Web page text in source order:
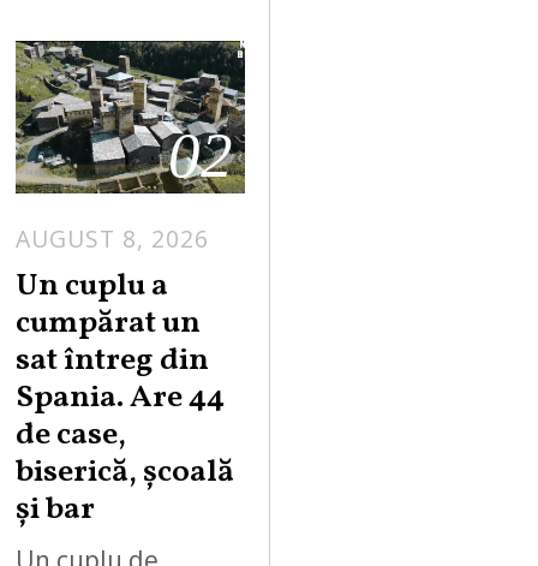
02
AUGUST 8, 2026
Un cuplu a
cumpărat un
sat întreg din
Spania. Are 44
de case,
biserică, școală
și bar